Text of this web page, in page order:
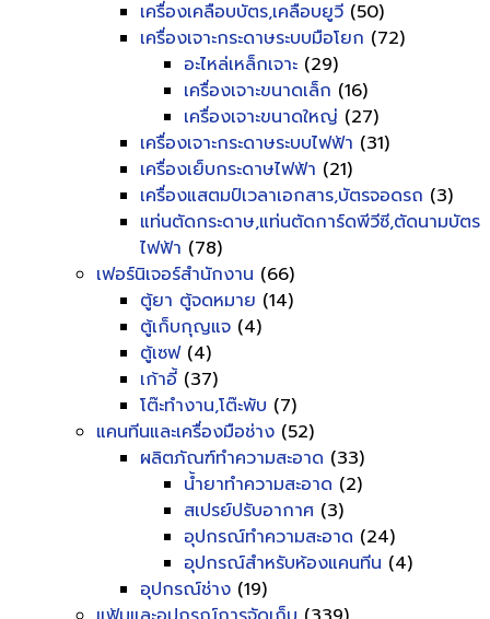
เครื่องเคลือบบัตร,เคลือบยูวี (50)
เครื่องเจาะกระดาษระบบมือโยก (72)
อะไหล่เหล็กเจาะ (29)
เครื่องเจาะขนาดเล็ก (16)
เครื่องเจาะขนาดใหญ่ (27)
เครื่องเจาะกระดาษระบบไฟฟ้า (31)
เครื่องเย็บกระดาษไฟฟ้า (21)
เครื่องแสตมป์เวลาเอกสาร,บัตรจอดรถ (3)
แท่นตัดกระดาษ,แท่นตัดการ์ดพีวีซี,ตัดนามบัตร
ไฟฟ้า (78)
เฟอร์นิเจอร์สำนักงาน (66)
ตู้ยา ตู้จดหมาย (14)
ตู้เก็บกุญแจ (4)
ตู้เซฟ(4)
เก้าอี้ (37)
โต๊ะทำงาน,โต๊ะพับ (7)
แคนทีนและเครื่องมือช่าง (52)
ผลิตภัณฑ์ทำความสะอาด (33)
น้ำยาทำความสะอาด (2)
สเปรย์ปรับอากาศ (3)
อุปกรณ์ทำความสะอาด (24)
อุปกรณ์สำหรับห้องแคนทีน (4)
อุปกรณ์ช่าง (19)